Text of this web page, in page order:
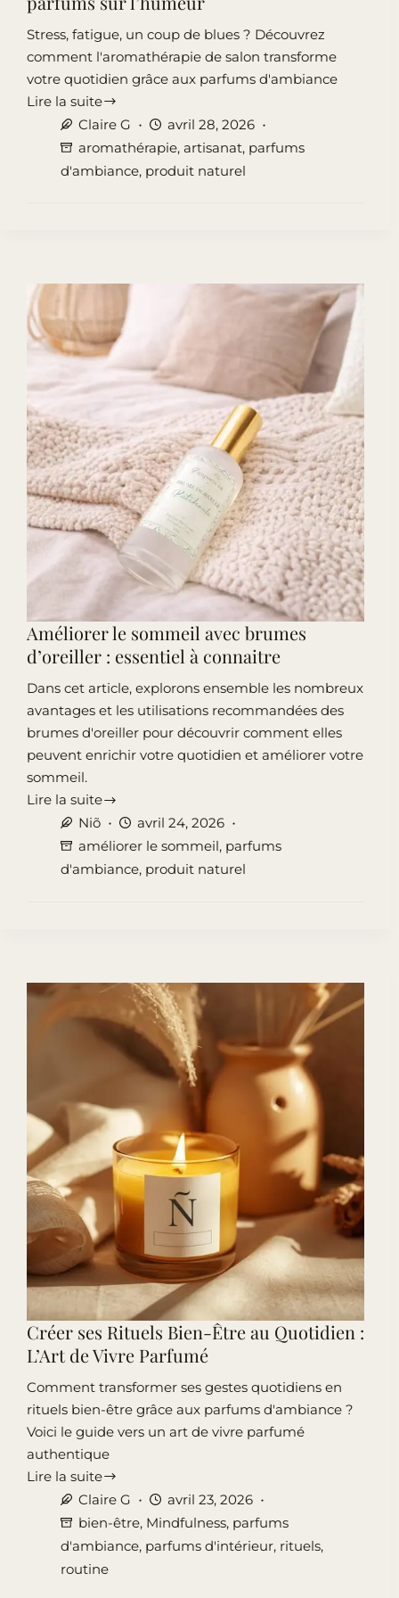
Stress, fatigue, un coup de blues ? Découvrez
comment l'aromathérapie de salon transforme
votre quotidien grâce aux parfums d'ambiance
Lire la suite
L’aromathérapie
l’humeur
Claire G
avril 28, 2026
aromathérapie, artisanat, parfums
d'ambiance, produit naturel
Améliorer le sommeil avec brumes
d’oreiller : essentiel à connaitre
Dans cet article, explorons ensemble les nombreux
avantages et les utilisations recommandées des
brumes d'oreiller pour découvrir comment elles
peuvent enrichir votre quotidien et améliorer votre
sommeil.
Lire la suite
Améliorer
sommeil
à
connaitre
Niõ
avril 24, 2026
améliorer le sommeil, parfums
d'ambiance, produit naturel
Créer ses Rituels Bien-Être au Quotidien :
L’Art de Vivre Parfumé
Comment transformer ses gestes quotidiens en
rituels bien-être grâce aux parfums d'ambiance ?
Voici le guide vers un art de vivre parfumé
authentique
Lire la suite
Créer
Rituels
Claire G
avril 23, 2026
bien-être, Mindfulness, parfums
d'ambiance, parfums d'intérieur, rituels,
routine